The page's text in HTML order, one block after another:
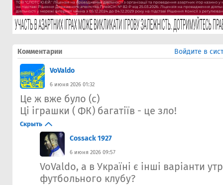
Комментарии Войдите в
VoValdo
6 июня 2026 01:32
Це ж вже було (с)
Ці іграшки ( ФК) багатіїв - це зло!
Скрыть
Cossack 1927
6 июня 2026 09:57
VoValdo, а в Україні є інші варіанти
футбольного клубу?